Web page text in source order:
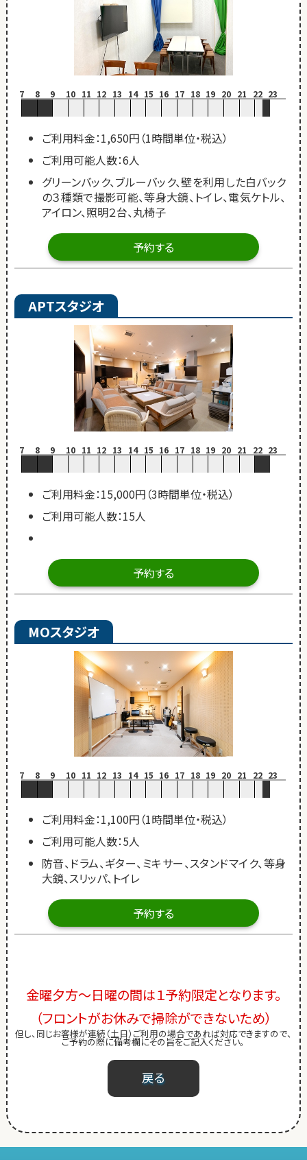
7 8 9 10 11 12 13 14 15 16 17 18 19 20 21 22 23
ご利用料金：1,650円（1時間単位・税込）
ご利用可能人数：6人
グリーンバック、ブルーバック、壁を利用した白バック
の３種類で撮影可能、等身大鏡、トイレ、電気ケトル、
アイロン、照明２台、丸椅子
予約する
APTスタジオ
7 8 9 10 11 12 13 14 15 16 17 18 19 20 21 22 23
ご利用料金：15,000円（3時間単位・税込）
ご利用可能人数：15人
予約する
MOスタジオ
7 8 9 10 11 12 13 14 15 16 17 18 19 20 21 22 23
ご利用料金：1,100円（1時間単位・税込）
ご利用可能人数：5人
防音、ドラム、ギター、ミキサー、スタンドマイク、等身
大鏡、スリッパ、トイレ
予約する
金曜夕方～日曜の間は１予約限定となります。
（フロントがお休みで掃除ができないため）
但し、同じお客様が連続（土日）ご利用の場合であれば対応できますので、
ご予約の際に備考欄にその旨をご記入ください。
戻る